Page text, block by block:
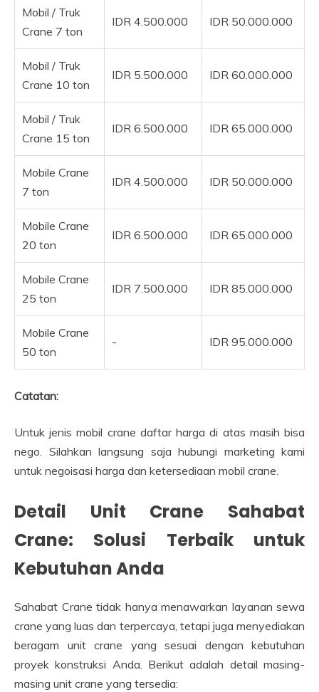
Mobil / Truk
Crane 7 ton
IDR 4.500.000 IDR 50.000.000
Mobil / Truk
Crane 10 ton
IDR 5.500.000 IDR 60.000.000
Mobil / Truk
Crane 15 ton
IDR 6.500.000 IDR 65.000.000
Mobile Crane
7 ton
IDR 4.500.000 IDR 50.000.000
Mobile Crane
20 ton
IDR 6.500.000 IDR 65.000.000
Mobile Crane
25 ton
IDR 7.500.000 IDR 85.000.000
Mobile Crane
50 ton
- IDR 95.000.000
Catatan:
Untuk jenis mobil crane daftar harga di atas masih bisa
nego. Silahkan langsung saja hubungi marketing kami
untuk negoisasi harga dan ketersediaan mobil crane.
Detail Unit Crane Sahabat
Crane: Solusi Terbaik untuk
Kebutuhan Anda
Sahabat Crane tidak hanya menawarkan layanan sewa
crane yang luas dan terpercaya, tetapi juga menyediakan
beragam unit crane yang sesuai dengan kebutuhan
proyek konstruksi Anda. Berikut adalah detail masing-
masing unit crane yang tersedia: